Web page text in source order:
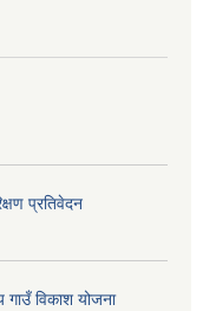
प्रतिवेदन
गाउँ विकाश योजना